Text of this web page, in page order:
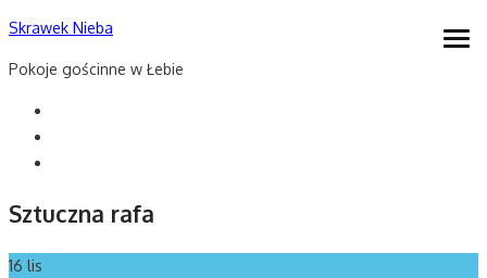
Skip
content
Skrawek Nieba
Pokoje gościnne w Łebie
open
Sztuczna rafa
16 lis